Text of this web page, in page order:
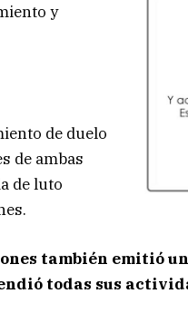
y
de duelo
de ambas
de luto
también emitió
todas sus